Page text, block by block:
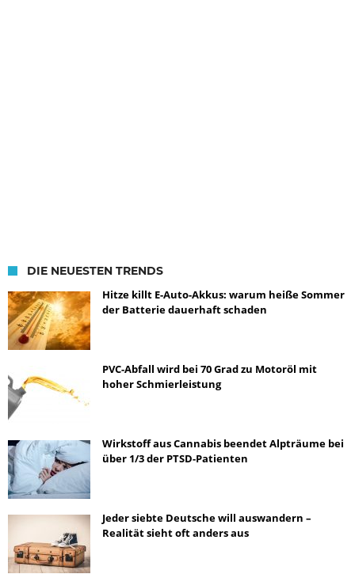
DIE NEUESTEN TRENDS
Hitze killt E-Auto-Akkus: warum heiße Sommer
der Batterie dauerhaft schaden
PVC-Abfall wird bei 70 Grad zu Motoröl mit
hoher Schmierleistung
Wirkstoff aus Cannabis beendet Alpträume bei
über 1/3 der PTSD-Patienten
Jeder siebte Deutsche will auswandern –
Realität sieht oft anders aus